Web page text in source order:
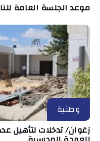
موعد الجلسة العامة
وطنية
زغوان/ تدخلات لتأهيل